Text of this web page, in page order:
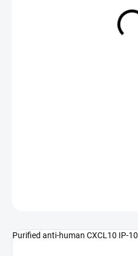
Purified anti-human CXCL10 IP-10